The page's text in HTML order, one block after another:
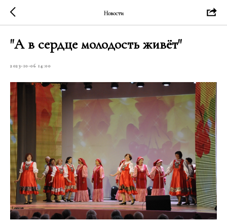
Новости
"А в сердце молодость живёт"
2023-10-06 14:00